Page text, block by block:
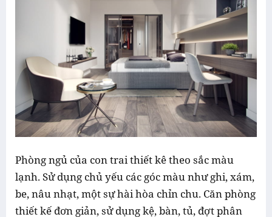
Phòng ngủ của con trai thiết kê theo sắc màu
lạnh. Sử dụng chủ yếu các góc màu như ghi, xám,
be, nâu nhạt, một sự hài hòa chỉn chu. Căn phòng
thiết kế đơn giản, sử dụng kệ, bàn, tủ, đợt phân